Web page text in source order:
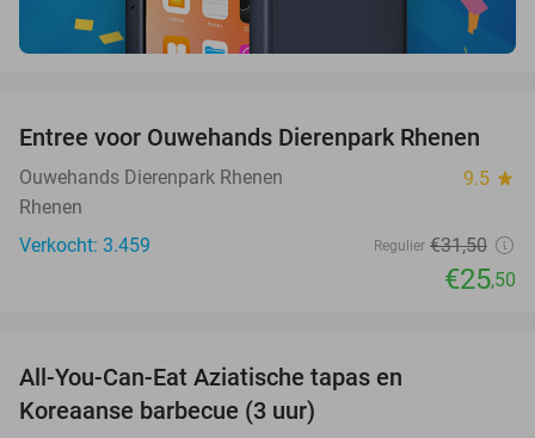
19%
Entree voor Ouwehands Dierenpark Rhenen
Ouwehands Dierenpark Rhenen 9.5 star
Rhenen
Verkocht: 3.459
Regulier €31,50
€25,50
All-You-Can-Eat Aziatische tapas en
Koreaanse barbecue (3 uur)